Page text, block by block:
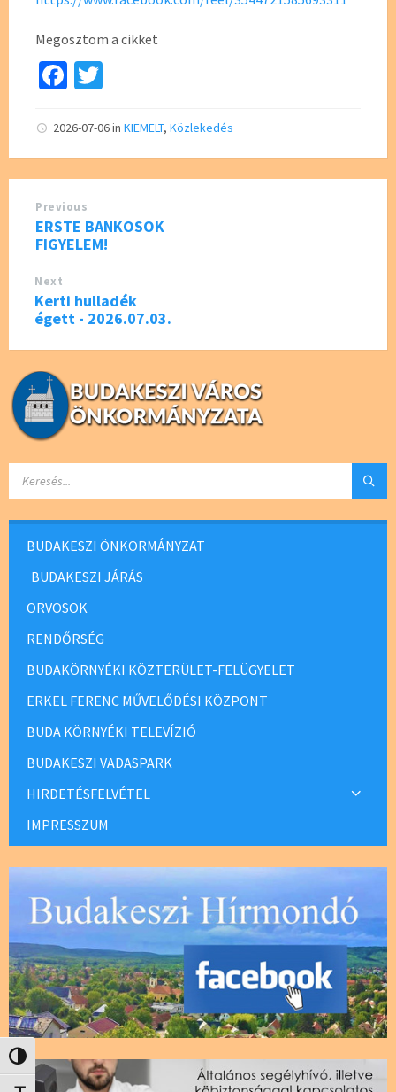
Nagy kontraszt váltása
Megosztom a cikket
Fa
b
o
o
k
tt
er
2026-07-06in KIEMELT, Közlekedés
Previous
ERSTE BANKOSOK
FIGYELEM!
Next
Kerti hulladék
égett - 2026.07.03.
BUDAKESZI ÖNKORMÁNYZAT
BUDAKESZI JÁRÁS
ORVOSOK
RENDŐRSÉG
BUDAKÖRNYÉKI KÖZTERÜLET-FELÜGYELET
ERKEL FERENC MŰVELŐDÉSI KÖZPONT
BUDA KÖRNYÉKI TELEVÍZIÓ
BUDAKESZI VADASPARK
HIRDETÉSFELVÉTEL
IMPRESSZUM